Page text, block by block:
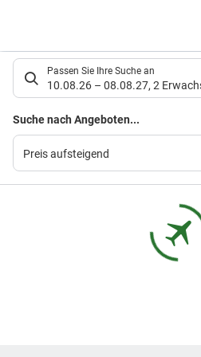
Suchlistenseite
Passen Sie Ihre Suche an
10.08.26 – 08.08.27, 2
Suche nach Angeboten...
Preis aufsteigend